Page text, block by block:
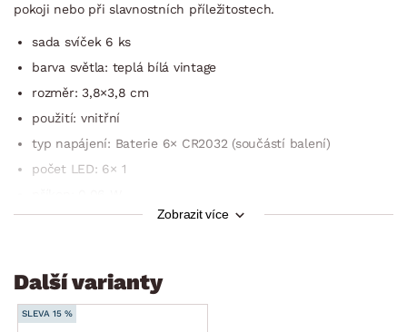
pokoji nebo při slavnostních příležitostech.
sada svíček 6 ks
barva světla: teplá bílá vintage
rozměr: 3,8×3,8 cm
použití: vnitřní
typ napájení: Baterie 6× CR2032 (součástí balení)
počet LED: 6× 1
výstupní napětí: 3 V DC
životnost: 10 000 hodin
materiál: plast
Zobrazit více
Další varianty
SLEVA 15 %